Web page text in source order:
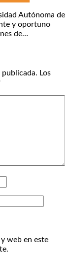
Autónoma de
y oportuno
de…
Los
web en este